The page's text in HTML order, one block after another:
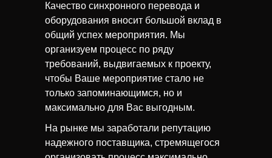
На рынке мы заработали репутацию
надежного поставщика, стремящегося
Качество синхронного перевода и
оборудования вносит большой вклад в
общий успех мероприятия. Мы
организуем процесс по ряду
требований, выдвигаемых к проекту,
чтобы Ваше мероприятие стало не
только запоминающимся, но и
максимально для Вас выгодным.